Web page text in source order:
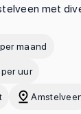
met
maand
uur